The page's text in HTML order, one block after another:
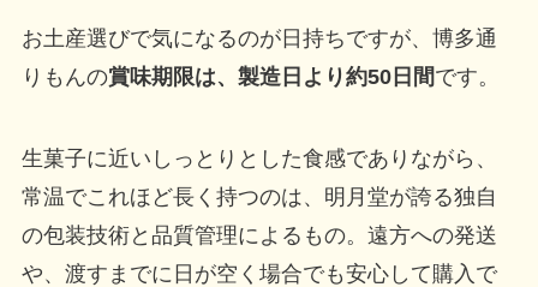
お土産選びで気になるのが日持ちですが、博多通
りもんの賞味期限は、製造日より約50日間です。
生菓子に近いしっとりとした食感でありながら、
常温でこれほど長く持つのは、明月堂が誇る独自
の包装技術と品質管理によるもの。遠方への発送
や、渡すまでに日が空く場合でも安心して購入で